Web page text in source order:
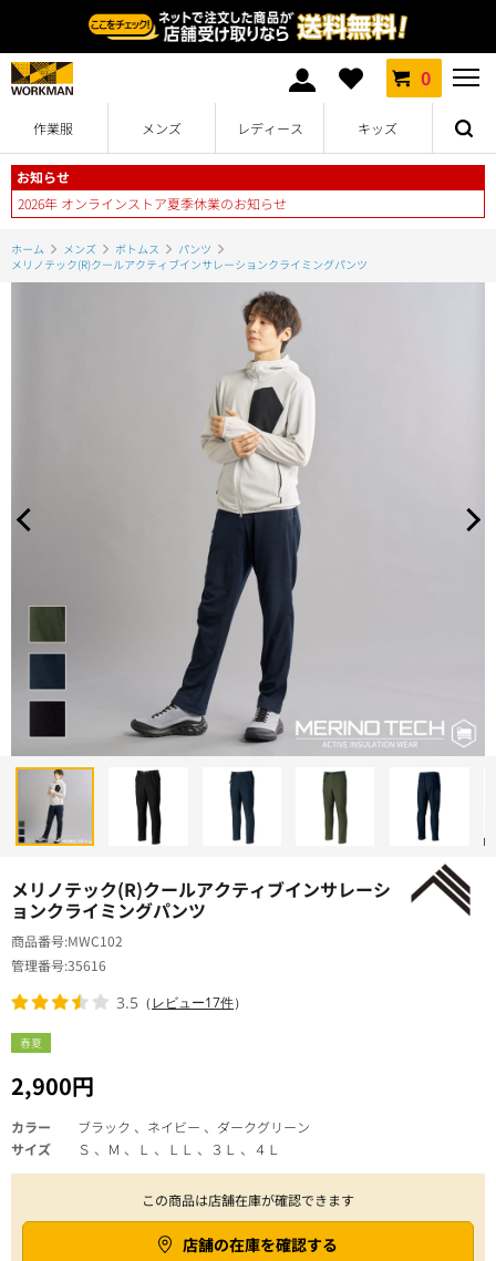
0
作業服 メンズ レディース キッズ
お知らせ
2026年 オンラインストア夏季休業のお知らせ
ホーム メンズ ボトムス
パンツ
メリノテック(R)クールアクティブインサレーションクライミングパンツ
メリノテック(R)クールアクティブインサレーシ
ョンクライミングパンツ
春夏
2,900円
商品番号 MWC102
管理番号35616
3.5 （レビュー17件）
カラー
ブラック 、ネイビー 、ダークグリーン
サイズ
Ｓ 、Ｍ 、Ｌ 、ＬＬ 、３Ｌ 、４Ｌ
この商品は店舗在庫が確認できます
店舗の在庫を確認する